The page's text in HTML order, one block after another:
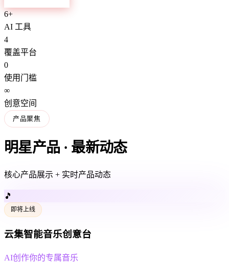
6+
AI 工具
4
覆盖平台
0
使用门槛
∞
创意空间
产品聚焦
明星产品 · 最新动态
核心产品展示 + 实时产品动态
🎵
即将上线
云集智能音乐创意台
AI创作你的专属音乐